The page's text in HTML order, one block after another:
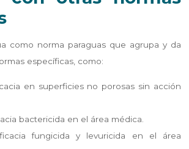
como norma paraguas que agrupa y da
específicas, como:
en superficies no porosas sin acción
bactericida en el área médica.
fungicida y levuricida en el área